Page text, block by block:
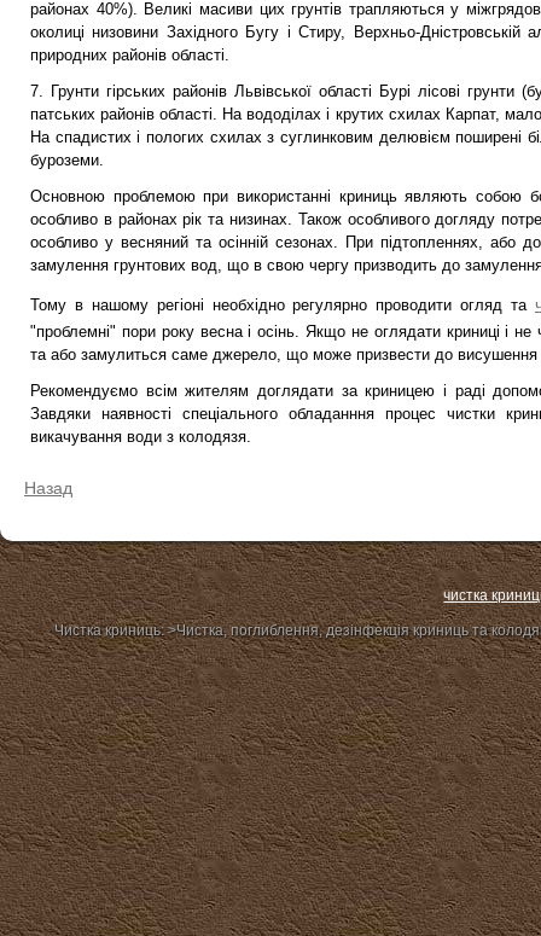
районах 40%). Великі масиви цих грунтів трапляються у
околиці низовини Західного Бугу і Стиру, Верхньо-Дністровській
природних районів області.
7. Грунти гірських районів Львівської області Бурі лісові
патських районів області. На вододілах і крутих схилах Карпат,
На спа­дистих і пологих схилах з суглинковим де­лювієм поширені
буроземи.
Основною проблемою при використанні криниць являють собою
особливо в районах рік та низинах. Також особливого догляду
особливо у весняний та осінній сезонах. При підтопленнях, або
замулення грунтових вод, що в свою чергу призводить до
Тому в нашому регіоні необхідно регулярно проводити огляд та
"проблемні" пори року весна і осінь. Якщо не оглядати криниці і не
та або замулиться саме джерело, що може призвести до висушення
Рекомендуємо всім жителям доглядати за криницею і раді
Завдяки наявності спеціального обладанння процес чистки
викачування води з колодязя.
Назад
чистка
Чистка криниць: >Чиcтка, поглиблення, дезінфекція криниць та